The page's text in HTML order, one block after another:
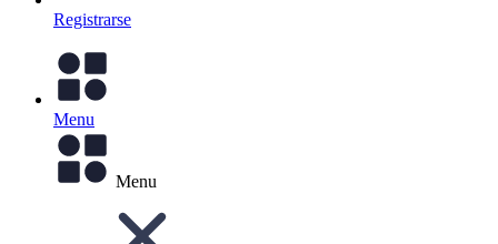
Registrarse
Menu
Menu